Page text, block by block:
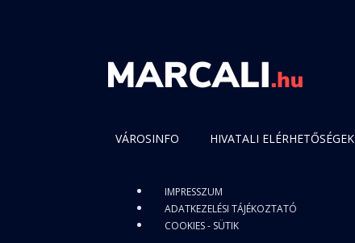
VÁROSINFO HIVATALI ELÉRHETŐSÉGEK
IMPRESSZUM
ADATKEZELÉSI TÁJÉKOZTATÓ
COOKIES - SÜTIK